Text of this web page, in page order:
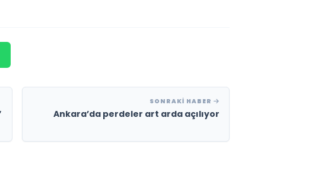
SONRAKI HABER
Ankara’da perdeler art arda açılıyor